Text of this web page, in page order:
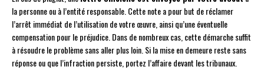
la personne ou à l’entité responsable. Cette note a pour but de réclamer
l’arrêt immédiat de l’utilisation de votre œuvre, ainsi qu’une éventuelle
compensation pour le préjudice. Dans de nombreux cas, cette démarche suffit
à résoudre le problème sans aller plus loin. Si la mise en demeure reste sans
réponse ou que l’infraction persiste, portez l’affaire devant les tribunaux.